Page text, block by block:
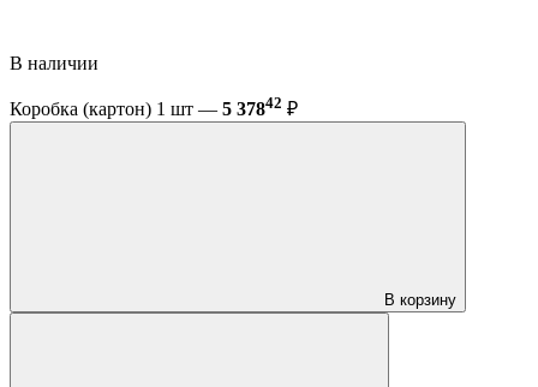
В наличии
Коробка (картон) 1 шт — 5 37842 ₽
В корзину